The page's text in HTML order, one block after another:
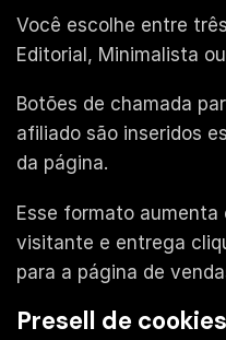
Você escolhe entre
Editorial, Minimalista
Botões de chamada
afiliado são inseridos
da página.
Esse formato
visitante e entrega
para a página de
Presell de cookies